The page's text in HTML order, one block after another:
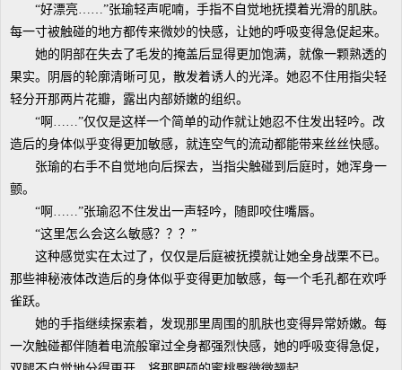
“好漂亮……”张瑜轻声呢喃，手指不自觉地抚摸着光滑的肌肤。
每一寸被触碰的地方都传来微妙的快感，让她的呼吸变得急促起来。
她的阴部在失去了毛发的掩盖后显得更加饱满，就像一颗熟透的
果实。阴唇的轮廓清晰可见，散发着诱人的光泽。她忍不住用指尖轻
轻分开那两片花瓣，露出内部娇嫩的组织。
“啊……”仅仅是这样一个简单的动作就让她忍不住发出轻吟。改
造后的身体似乎变得更加敏感，就连空气的流动都能带来丝丝快感。
张瑜的右手不自觉地向后探去，当指尖触碰到后庭时，她浑身一
颤。
“啊……”张瑜忍不住发出一声轻吟，随即咬住嘴唇。
“这里怎么会这么敏感？？？”
这种感觉实在太过了，仅仅是后庭被抚摸就让她全身战栗不已。
那些神秘液体改造后的身体似乎变得更加敏感，每一个毛孔都在欢呼
雀跃。
她的手指继续探索着，发现那里周围的肌肤也变得异常娇嫩。每
一次触碰都伴随着电流般窜过全身都强烈快感，她的呼吸变得急促，